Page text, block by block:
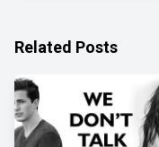
Related Posts